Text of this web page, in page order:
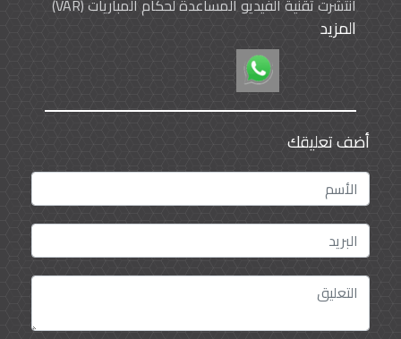
انتشرت تقنية الفيديو المساعدة لحكام المباريات (VAR)
.. فكيف تعمل ومن يراقبها؟
المزيد
أضف تعليقك